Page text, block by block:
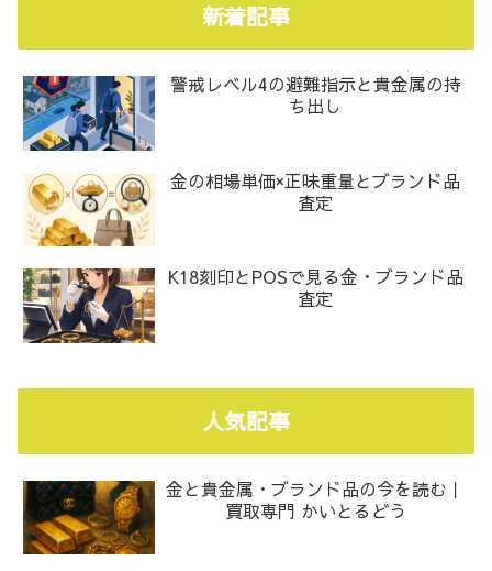
新着記事
警戒レベル4の避難指示と貴金属の持
ち出し
金の相場単価×正味重量とブランド品
査定
K18刻印とPOSで見る金・ブランド品
査定
人気記事
金と貴金属・ブランド品の今を読む｜
買取専門 かいとるどう